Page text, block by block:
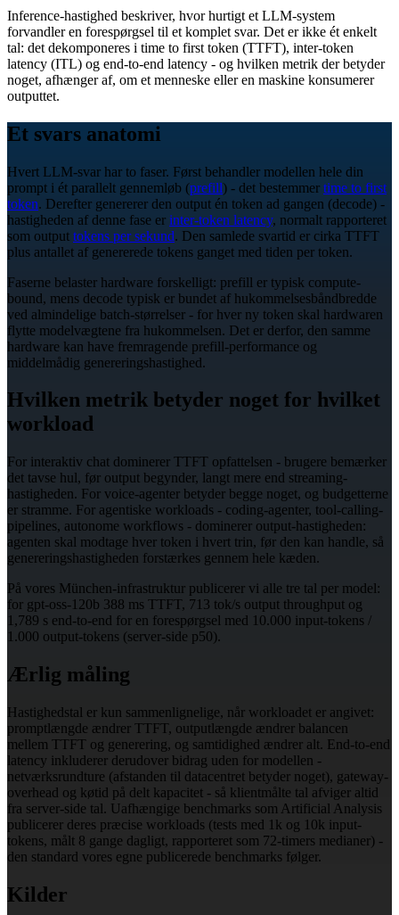
Inference-hastighed beskriver, hvor hurtigt et LLM-system
forvandler en forespørgsel til et komplet svar. Det er ikke ét enkelt
tal: det dekomponeres i time to first token (TTFT), inter-token
latency (ITL) og end-to-end latency - og hvilken metrik der betyder
noget, afhænger af, om et menneske eller en maskine konsumerer
outputtet.
Et svars anatomi
Hvert LLM-svar har to faser. Først behandler modellen hele din
prompt i ét parallelt gennemløb (prefill) - det bestemmer time to first
token. Derefter genererer den output én token ad gangen (decode) -
hastigheden af denne fase er inter-token latency, normalt rapporteret
som output tokens per sekund. Den samlede svartid er cirka TTFT
plus antallet af genererede tokens ganget med tiden per token.
Faserne belaster hardware forskelligt: prefill er typisk compute-
bound, mens decode typisk er bundet af hukommelsesbåndbredde
ved almindelige batch-størrelser - for hver ny token skal hardwaren
flytte modelvægtene fra hukommelsen. Det er derfor, den samme
hardware kan have fremragende prefill-performance og
middelmådig genereringshastighed.
Hvilken metrik betyder noget for hvilket
workload
For interaktiv chat dominerer TTFT opfattelsen - brugere bemærker
det tavse hul, før output begynder, langt mere end streaming-
hastigheden. For voice-agenter betyder begge noget, og budgetterne
er stramme. For agentiske workloads - coding-agenter, tool-calling-
pipelines, autonome workflows - dominerer output-hastigheden:
agenten skal modtage hver token i hvert trin, før den kan handle, så
genereringshastigheden forstærkes gennem hele kæden.
På vores München-infrastruktur publicerer vi alle tre tal per model:
for gpt-oss-120b 388 ms TTFT, 713 tok/s output throughput og
1,789 s end-to-end for en forespørgsel med 10.000 input-tokens /
1.000 output-tokens (server-side p50).
Ærlig måling
Hastighedstal er kun sammenlignelige, når workloadet er angivet:
promptlængde ændrer TTFT, outputlængde ændrer balancen
mellem TTFT og generering, og samtidighed ændrer alt. End-to-end
latency inkluderer derudover bidrag uden for modellen -
netværksrundture (afstanden til datacentret betyder noget), gateway-
overhead og køtid på delt kapacitet - så klientmålte tal afviger altid
fra server-side tal. Uafhængige benchmarks som Artificial Analysis
publicerer deres præcise workloads (tests med 1k og 10k input-
tokens, målt 8 gange dagligt, rapporteret som 72-timers medianer) -
den standard vores egne publicerede benchmarks følger.
Kilder